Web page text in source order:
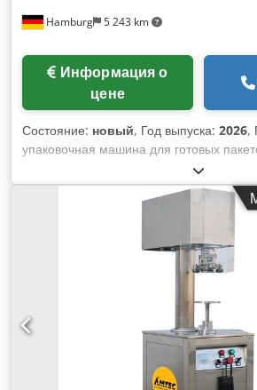
Hamburg 5 243 km
цене
Состояние: новый, Год выпуска: 2026,
упаковочная машина для готовых
шнековый дозатор для
линейные весы для гранулята или
Шнековый дозатор и линейные весы
(одновременное наполнение пакета
Подходит для готовых плоских пакетов,
пакетов с блочным или плоским дном.
модули для специальных характеристик
застёжка ZIP/кнопка, винтовая крышка
формирование складки (Gusset),
партии, газирование — могут быть
доплату. Версия на 4 станции: 1-я